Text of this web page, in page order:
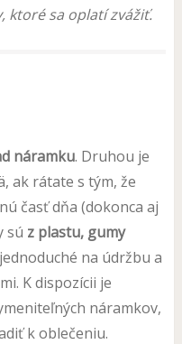
ktoré sa oplatí zvážiť.
náramku. Druhou je
ak rátate s tým, že
časť dňa (dokonca aj
sú z plastu, gumy
na údržbu a
K dispozícii je
náramkov,
k oblečeniu.